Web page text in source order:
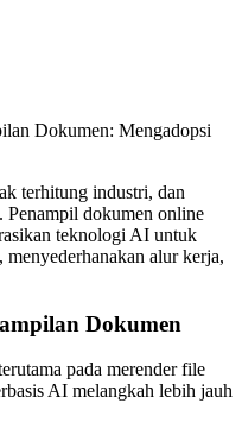
Dokumen: Mengadopsi
terhitung industri, dan
Penampil dokumen online
teknologi AI untuk
alur kerja,
Dokumen
pada merender file
AI melangkah lebih jauh